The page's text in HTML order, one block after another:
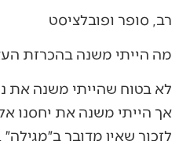
רב, סופר ופובלציסט
מה‭ ‬הייתי‭ ‬משנה‭ ‬בהכרזת‭ ‬העצמאות‭?‬